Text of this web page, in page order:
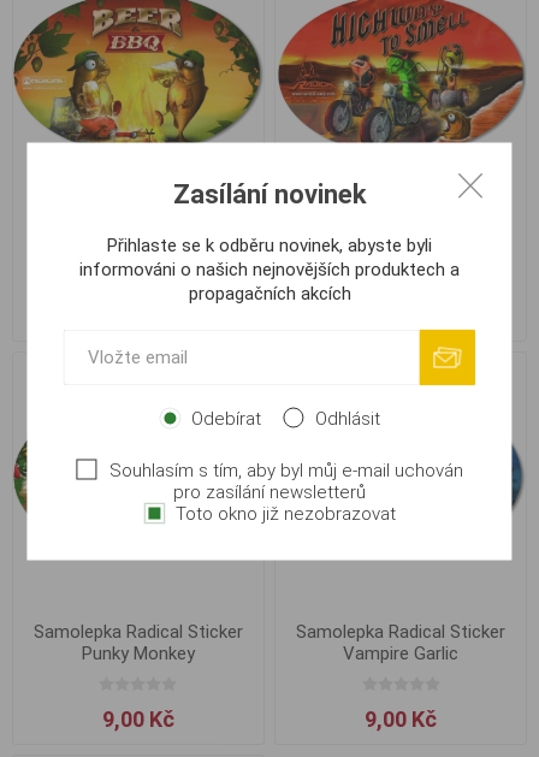
Beer & BBQ
Highway to Smell
Samolepka Radical Sticker
Punky Monkey
9,00 Kč
Samolepka Radical Sticker
Vampire Garlic
9,00 Kč
Zasílání novinek
Přihlaste se k odběru novinek, abyste byli
informováni o našich nejnovějších produktech a
propagačních akcích
Odebírat Odhlásit
Souhlasím s tím, aby byl můj e-mail uchován
pro zasílání newsletterů
Toto okno již nezobrazovat